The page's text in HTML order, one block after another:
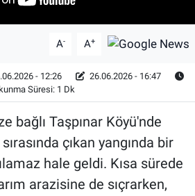
A- A+
- 12:26
26.06.2026 - 16:47
Süresi: 1 Dk
bağlı Taşpınar Köyü'nde
çıkan yangında bir
hale geldi. Kısa sürede
arazisine de sıçrarken,